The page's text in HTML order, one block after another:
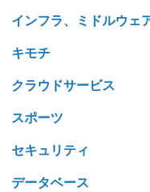
インフラ、ミドルウェ
キモチ
クラウドサービス
スポーツ
セキュリティ
データベース